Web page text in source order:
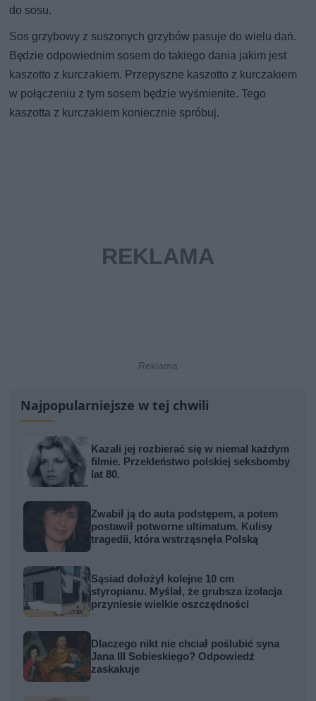
do sosu.
Sos grzybowy z suszonych grzybów pasuje do wielu dań.
Będzie odpowiednim sosem do takiego dania jakim jest
kaszotto z kurczakiem. Przepyszne kaszotto z kurczakiem
w połączeniu z tym sosem będzie wyśmienite. Tego
kaszotta z kurczakiem koniecznie spróbuj.
Najpopularniejsze w tej chwili
Kazali jej rozbierać się w niemal każdym
filmie. Przekleństwo polskiej seksbomby
lat 80.
Zwabił ją do auta podstępem, a potem
postawił potworne ultimatum. Kulisy
tragedii, która wstrząsnęła Polską
Sąsiad dołożył kolejne 10 cm
styropianu. Myślał, że grubsza izolacja
przyniesie wielkie oszczędności
Dlaczego nikt nie chciał poślubić syna
Jana III Sobieskiego? Odpowiedź
zaskakuje